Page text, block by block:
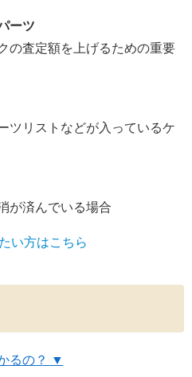
ーツ
の査定額を上げるための重要
ツリストなどが入っているケ
が済んでいる場合
い方はこちら
るの？ ▼